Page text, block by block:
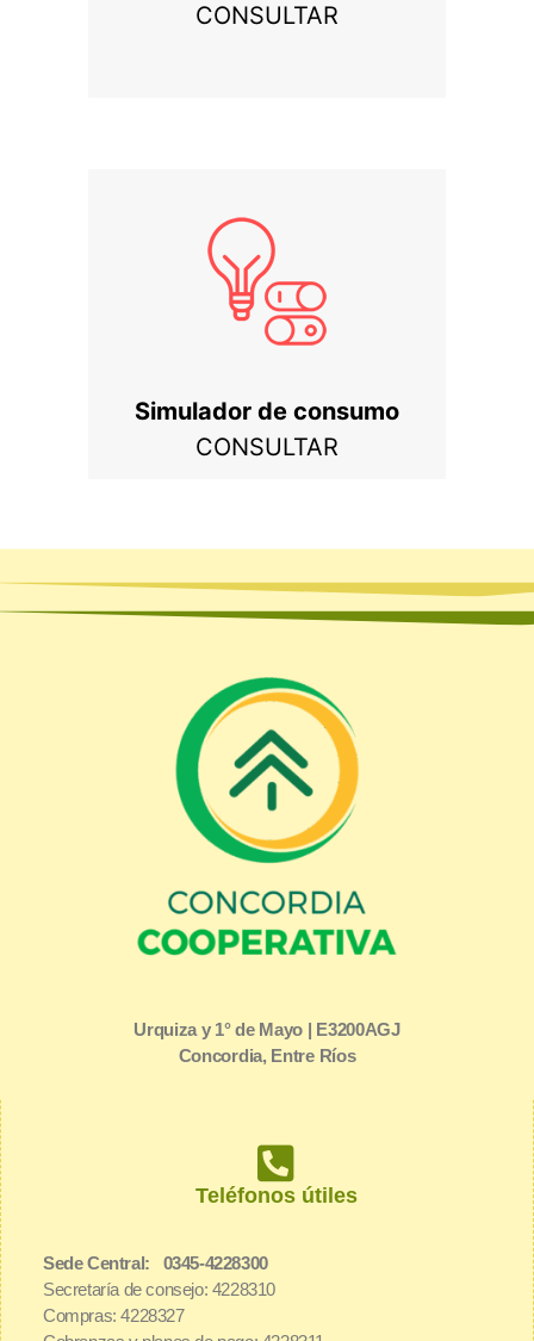
CONSULTAR
Simulador de consumo
CONSULTAR
Urquiza y 1° de Mayo | E3200AGJ
Concordia, Entre Ríos
Teléfonos útiles
Sede Central: 0345-4228300
Secretaría de consejo: 4228310
Compras: 4228327